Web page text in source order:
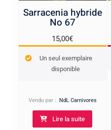
Sarracenia hybride
No 67
15,00€
Un seul exemplaire
disponible
Vendu par : NdL Carnivores
Lire la suite